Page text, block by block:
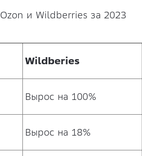
и Wildberries за 2023
Wildberies
Вырос на 100%
Вырос на 18%